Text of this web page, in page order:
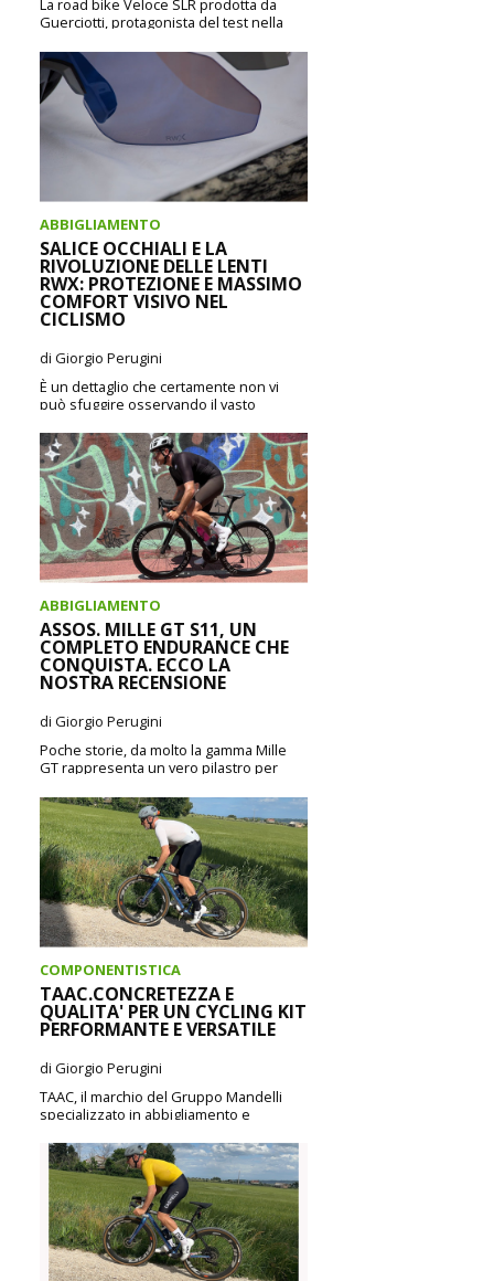
La road bike Veloce SLR prodotta da
Guerciotti, protagonista del test nella
Storm Limited Edition,...
CONTINUA A LEGGERE
ABBIGLIAMENTO
SALICE OCCHIALI E LA
RIVOLUZIONE DELLE LENTI
RWX: PROTEZIONE E MASSIMO
COMFORT VISIVO NEL
CICLISMO
di Giorgio Perugini
È un dettaglio che certamente non vi
può sfuggire osservando il vasto
ciclismo, le...
CONTINUA A LEGGERE
ABBIGLIAMENTO
ASSOS. MILLE GT S11, UN
COMPLETO ENDURANCE CHE
CONQUISTA. ECCO LA
NOSTRA RECENSIONE
di Giorgio Perugini
Poche storie, da molto la gamma Mille
GT rappresenta un vero pilastro per
senza...
CONTINUA A LEGGERE
COMPONENTISTICA
TAAC.CONCRETEZZA E
QUALITA' PER UN CYCLING KIT
PERFORMANTE E VERSATILE
di Giorgio Perugini
TAAC, il marchio del Gruppo Mandelli
specializzato in abbigliamento e
brand concreto e...
CONTINUA A LEGGERE